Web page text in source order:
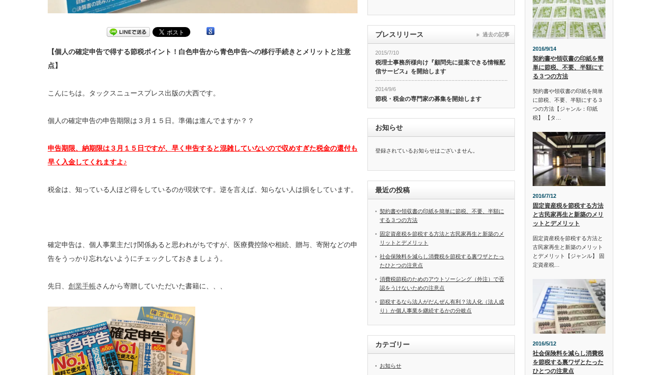
【個人の確定申告で得する節税ポイント！白色申告から青色申告への移行手続きとメリットと注意
点】
こんにちは。タックスニュースプレス出版の大西です。
個人の確定申告の申告期限は３月１５日。準備は進んでますか？？
申告期限、納期限は３月１５日ですが、早く申告すると混雑していないので収めすぎた税金の還付も
早く入金してくれますよ♪
税金は、知っている人ほど得をしているのが現状です。逆を言えば、知らない人は損をしています。
確定申告は、個人事業主だけ関係あると思われがちですが、医療費控除や相続、贈与、寄附などの申
告をうっかり忘れないようにチェックしておきましょう。
先日、 創業手帳さんから寄贈していただいた書籍に、、、
プレスリリース
2015/7/10
税理士事務所様向け『顧問先に提案できる情報配
信サービス』を開始します
2014/9/6
節税・税金の専門家の募集を開始します
過去の記事
お知らせ
登録されているお知らせはございません。
最近の投稿
契約書や領収書の印紙を簡単に節税、不要、半額に
する３つの方法
固定資産税を節税する方法と古民家再生と新築のメ
リットとデメリット
社会保険料を減らし消費税を節税する裏ワザとたっ
たひとつの注意点
消費税節税のためのアウトソーシング（外注）で否
認をうけないための注意点
節税するなら法人がだんぜん有利？法人化（法人成
り）か個人事業を継続するかの分岐点
カテゴリー
お知らせ
2016/9/14
契約書や領収書の印紙を簡
単に節税、不要、半額にす
る３つの方法
契約書や領収書の印紙を簡単
に節税、不要、半額にする３
つの方法【ジャンル：印紙
税】 【タ…
2016/7/12
固定資産税を節税する方法
と古民家再生と新築のメリ
ットとデメリット
固定資産税を節税する方法と
古民家再生と新築のメリット
とデメリット【ジャンル】 固
定資産税…
2016/5/12
社会保険料を減らし消費税
を節税する裏ワザとたった
ひとつの注意点